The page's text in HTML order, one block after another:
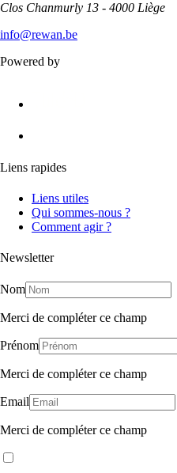
Clos Chanmurly 13 - 4000 Liège
info@rewan.be
Powered by
Liens rapides
Liens utiles
Qui sommes-nous ?
Comment agir ?
Newsletter
Nom
Merci de compléter ce champ
Prénom
Merci de compléter ce champ
Email
Merci de compléter ce champ